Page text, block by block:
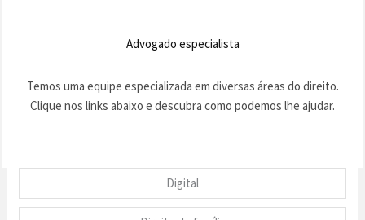
Advogado especialista
Temos uma equipe especializada em diversas áreas do direito.
Clique nos links abaixo e descubra como podemos lhe ajudar.
Digital